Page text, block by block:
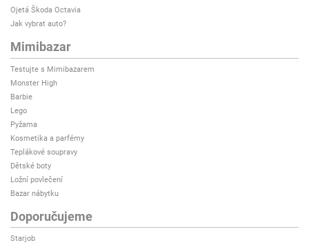
Ojetá Škoda Octavia
Jak vybrat auto?
Mimibazar
Testujte s Mimibazarem
Monster High
Barbie
Lego
Pyžama
Kosmetika a parfémy
Teplákové soupravy
Dětské boty
Ložní povlečení
Bazar nábytku
Doporučujeme
Starjob